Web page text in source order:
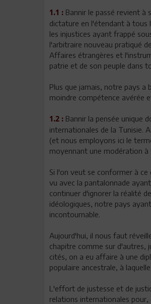
1.1 : Bannir le passé revient
dictature en l'étendant à tous
les injustices ayant frappé
l'arbitraire nouveau pratiqué
Affaires étrangères et
patrie et de son peuple dans
Plus que jamais, notre pays a
moindre compétence avérée
1.2 : Bannir la pensée unique
internationales de la Tunisie.
(et nous employons ici le
moyennant une modération à
Si l'on veut se conformer à
vu avec la pantalonnade
continuer d'ignorer la réalité
idéologiques, notre pays
incontournable.
Aujourd'hui, il nous faut
chapitre comme sur d'autres,
cités, on a eu affaire à une
populaire ancestrale, à
L'effort de justesse et de
relations internationales